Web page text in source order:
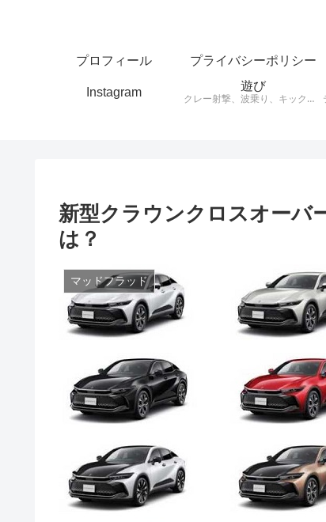
プロフィール プライバシーポリシー
Instagram
遊び
クレー射撃、波乗り、キックボード、スケートボードなど思ったことをアウトプットします。
新型クラウンクロスオーバ
は？
マッドフラッド